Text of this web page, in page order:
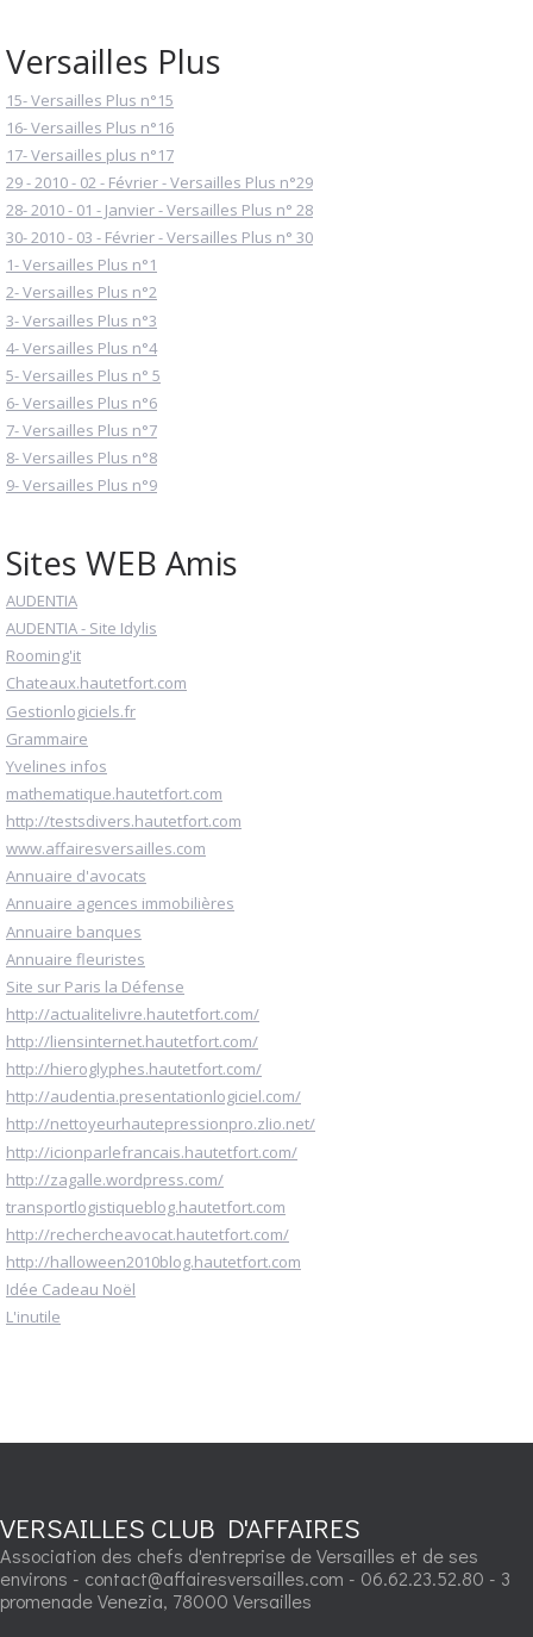
Versailles Plus
15- Versailles Plus n°15
16- Versailles Plus n°16
17- Versailles plus n°17
29 - 2010 - 02 - Février - Versailles Plus n°29
28- 2010 - 01 - Janvier - Versailles Plus n° 28
30- 2010 - 03 - Février - Versailles Plus n° 30
1- Versailles Plus n°1
2- Versailles Plus n°2
3- Versailles Plus n°3
4- Versailles Plus n°4
5- Versailles Plus n° 5
6- Versailles Plus n°6
7- Versailles Plus n°7
8- Versailles Plus n°8
9- Versailles Plus n°9
Sites WEB Amis
AUDENTIA
AUDENTIA - Site Idylis
Rooming'it
Chateaux.hautetfort.com
Gestionlogiciels.fr
Grammaire
Yvelines infos
mathematique.hautetfort.com
http://testsdivers.hautetfort.com
www.affairesversailles.com
Annuaire d'avocats
Annuaire agences immobilières
Annuaire banques
Annuaire fleuristes
Site sur Paris la Défense
http://actualitelivre.hautetfort.com/
http://liensinternet.hautetfort.com/
http://hieroglyphes.hautetfort.com/
http://audentia.presentationlogiciel.com/
http://nettoyeurhautepressionpro.zlio.net/
http://icionparlefrancais.hautetfort.com/
http://zagalle.wordpress.com/
transportlogistiqueblog.hautetfort.com
http://rechercheavocat.hautetfort.com/
http://halloween2010blog.hautetfort.com
Idée Cadeau Noël
L'inutile
VERSAILLES CLUB D'AFFAIRES
Association des chefs d'entreprise de Versailles et de ses
environs - contact@affairesversailles.com - 06.62.23.52.80 - 3
promenade Venezia, 78000 Versailles